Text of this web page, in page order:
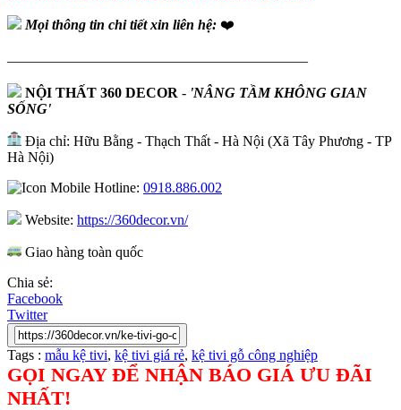
Mọi thông tin chi tiết xin liên hệ: ❤️
—————————————————————
NỘI THẤT 360 DECOR - 'NÂNG TẦM KHÔNG GIAN
SỐNG'
Địa chỉ: Hữu Bằng - Thạch Thất - Hà Nội (Xã Tây Phương - TP
Hà Nội)
Hotline: 0918.886.002
Website: https://360decor.vn/
Giao hàng toàn quốc
Chia sẻ:
Facebook
Twitter
Tags : mẫu kệ tivi, kệ tivi giá rẻ, kệ tivi gỗ công nghiệp
GỌI NGAY ĐỂ NHẬN BÁO GIÁ ƯU ĐÃI
NHẤT!